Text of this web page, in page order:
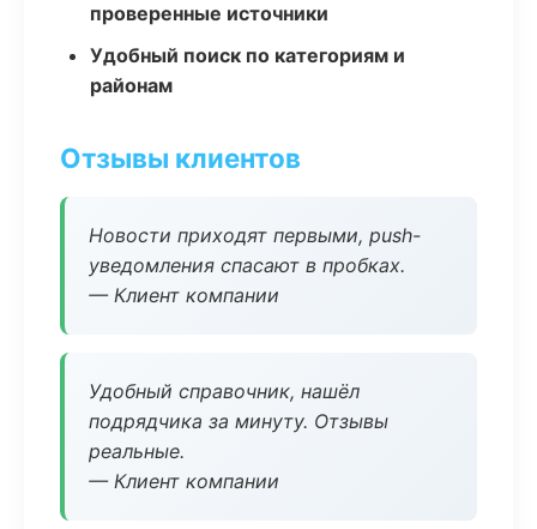
проверенные источники
Удобный поиск по категориям и
районам
Отзывы клиентов
Новости приходят первыми, push-
уведомления спасают в пробках.
— Клиент компании
Удобный справочник, нашёл
подрядчика за минуту. Отзывы
реальные.
— Клиент компании